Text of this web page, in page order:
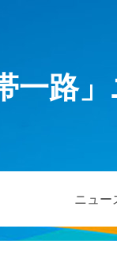
一路
ニュー